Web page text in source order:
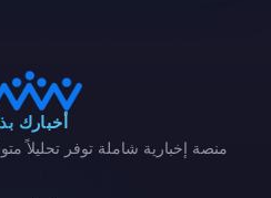
أخبارك
منصة إخبارية شاملة توفر تحليلاً